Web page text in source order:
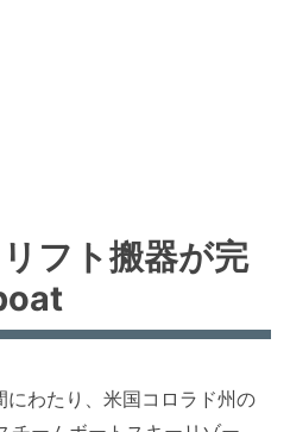
フト搬器が完
わたり、米国コロラド州の